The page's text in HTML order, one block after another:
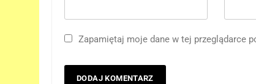
Zapamiętaj moje dane w tej przeglądarce
5
niedługo dowiemy się
„SPIDER-MAN: BRAND
FILMY